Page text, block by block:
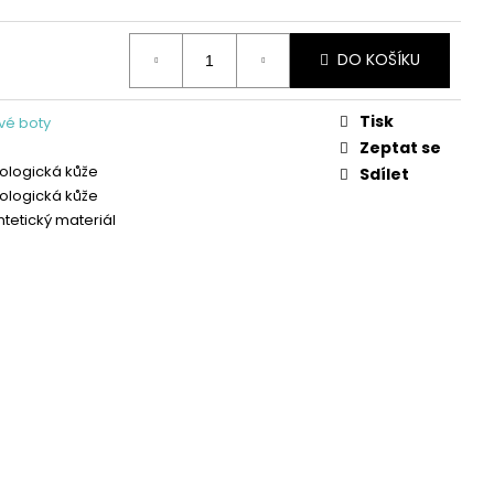
DO KOŠÍKU
boty
kůže
kůže
materiál
Tisk
Zeptat se
Sdílet
SHOES